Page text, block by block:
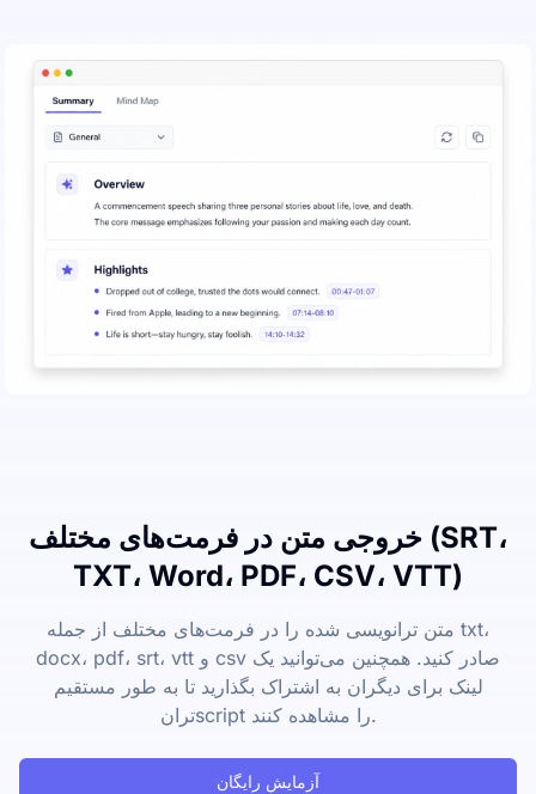
خروجی متن در فرمت‌های مختلف (SRT،
TXT، Word، PDF، CSV، VTT)
متن ترانویسی شده را در فرمت‌های مختلف از جمله txt،
docx، pdf، srt، vtt و csv صادر کنید. همچنین می‌توانید یک
لینک برای دیگران به اشتراک بگذارید تا به طور مستقیم
ترانscript را مشاهده کنند.
آزمایش رایگان